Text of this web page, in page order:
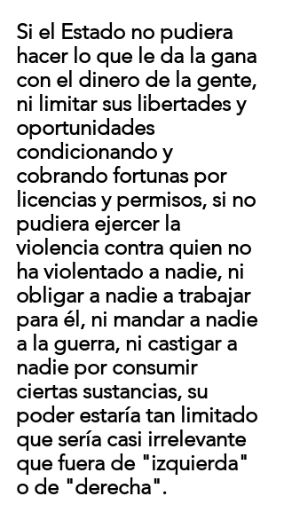
Si el Estado no pudiera
hacer lo que le da la gana
con el dinero de la gente,
ni limitar sus libertades y
oportunidades
condicionando y
cobrando fortunas por
licencias y permisos, si no
pudiera ejercer la
violencia contra quien no
ha violentado a nadie, ni
obligar a nadie a trabajar
para él, ni mandar a nadie
a la guerra, ni castigar a
nadie por consumir
ciertas sustancias, su
poder estaría tan limitado
que sería casi irrelevante
que fuera de "izquierda"
o de "derecha".